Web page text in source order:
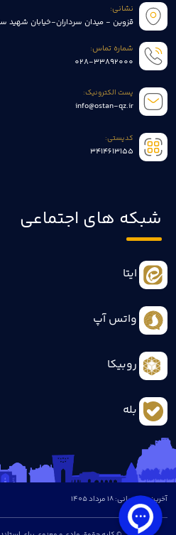
نشانی:
قزوین - میدان سرداران-خیابان شهید
شماره تماس:
028-33892000
پست الکترونیک:
info@ostan-qz.ir
کدپستی:
3414613155
شبکه های اجتماعی
ایتا
واتس آپ
روبیکا
بله
آخرین بروزرسانی: 18 مرداد 1405